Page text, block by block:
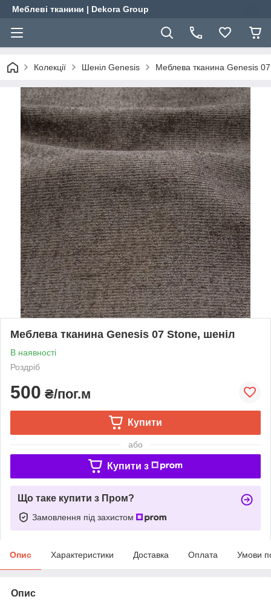
Меблеві тканини | Dekora Group
Колекції Шеніл Genesis Меблева тканина Genesis
Меблева тканина Genesis 07 Stone, шеніл
В наявності
Роздріб
500 ₴/пог.м
Купити
або
Купити з
Що таке купити з Пром?
Замовлення під захистом
Опис Характеристики Доставка Оплата Умови
Опис